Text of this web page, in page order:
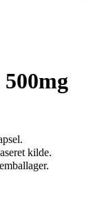
kilde.